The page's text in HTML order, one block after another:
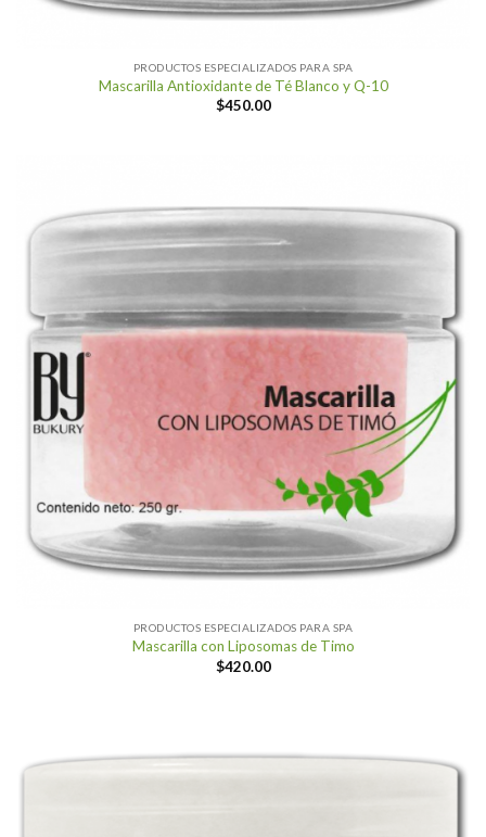
PRODUCTOS ESPECIALIZADOS PARA SPA
Mascarilla Antioxidante de Té Blanco y Q-10
$450.00
PRODUCTOS ESPECIALIZADOS PARA SPA
Mascarilla con Liposomas de Timo
$420.00